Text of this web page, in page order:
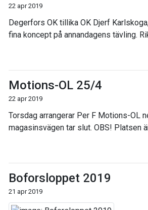
22 apr 2019
Degerfors OK tillika OK Djerf
fina koncept på annandagens tävling.
Motions-OL 25/4
22 apr 2019
Torsdag arrangerar Per F Motions-OL
magasinsvägen tar slut. OBS! Platsen
Boforsloppet 2019
21 apr 2019